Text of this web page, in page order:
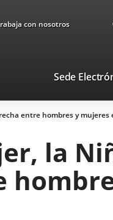
con nosotros
pop-
Sede
entre hombres y
la